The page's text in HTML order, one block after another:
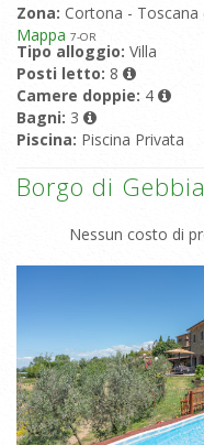
Zona: Cortona -
Mappa 7-OR
Tipo alloggio: Villa
Posti letto: 8
Camere doppie: 4
Bagni: 3
Piscina: Piscina Privata
Borgo di Gebbia
Nessun costo di